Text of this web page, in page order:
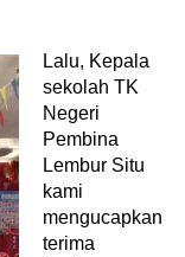
Lalu, Kepala
sekolah TK
Negeri
Pembina
Lembur Situ
kami
mengucapkan
terima